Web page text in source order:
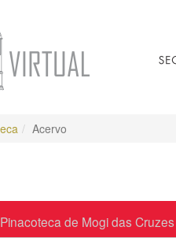
Acervo
Pinacoteca de Mogi das Cruzes